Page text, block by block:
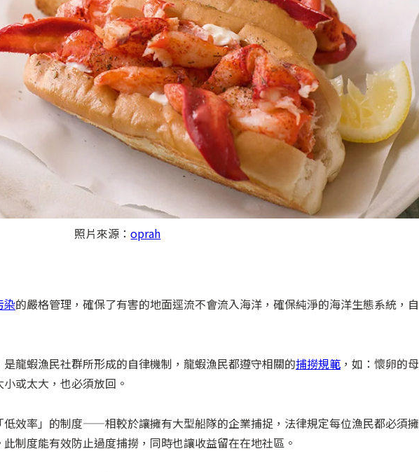
照片來源：oprah
染的嚴格管理，確保了有害的地面逕流不會流入海洋，確保純淨的海洋生態系統，自
龍蝦漁民社群所形成的自律機制，龍蝦漁民都遵守相關的捕撈規範 ，如：懷卵的母
或太大，也必須放回。
低效率」的制度——相較於讓擁有大型船隊的企業捕捉，法律規定每位漁民都必須擁
制度能有效防止過度捕撈，同時也讓收益留在在地社區。